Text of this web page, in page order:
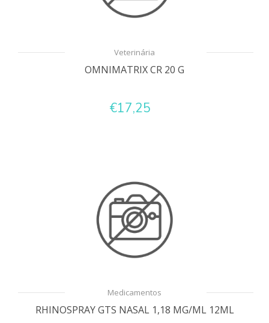
Veterinária
OMNIMATRIX CR 20 G
€17,25
Medicamentos
RHINOSPRAY GTS NASAL 1,18 MG/ML 12ML